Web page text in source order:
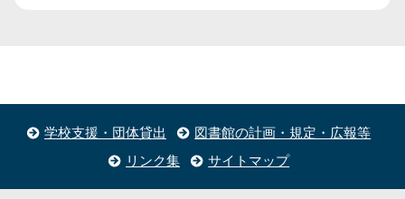
学校支援・団体貸出
図書館の計画・規定・広報等
リンク集
サイトマップ